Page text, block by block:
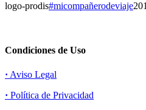
logo-prodis#micompañerodeviaje
Condiciones de Uso
· Aviso Legal
· Política de Privacidad